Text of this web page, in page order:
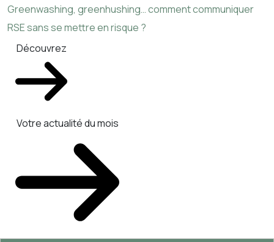
Greenwashing, greenhushing… comment communiquer
RSE sans se mettre en risque ?
Découvrez
Votre actualité du mois